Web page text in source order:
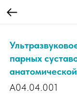
парных
A04.04.001